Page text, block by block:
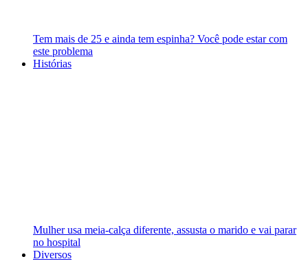
Tem mais de 25 e ainda tem espinha? Você pode estar com
este problema
Histórias
Mulher usa meia-calça diferente, assusta o marido e vai parar
no hospital
Diversos